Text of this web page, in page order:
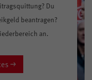
Du
beantragen?
an.